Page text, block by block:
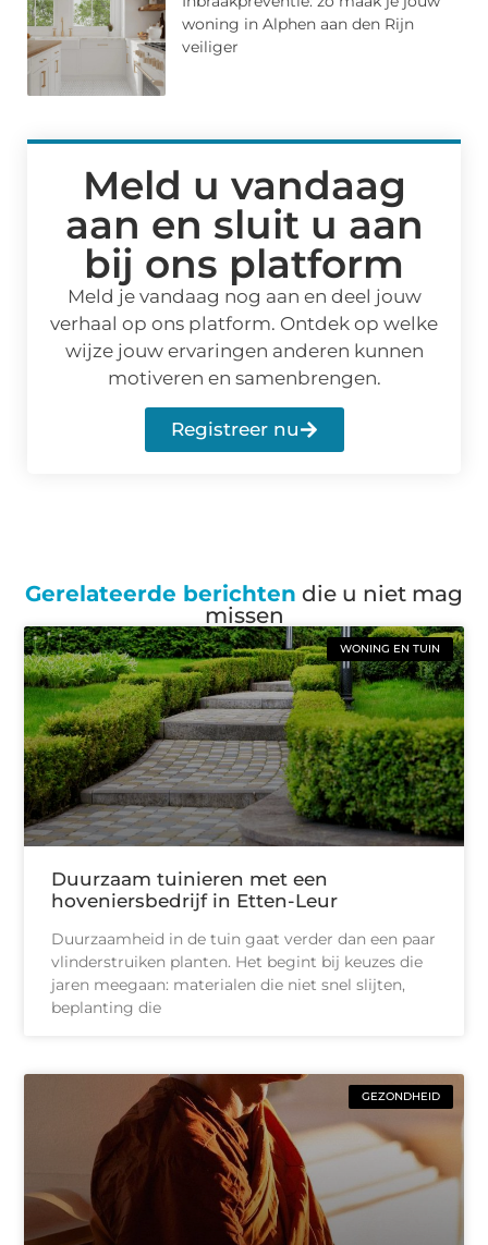
woning in Alphen aan den Rijn
veiliger
Meld u vandaag
aan en sluit u aan
bij ons platform
Meld je vandaag nog aan en deel jouw
verhaal op ons platform. Ontdek op welke
wijze jouw ervaringen anderen kunnen
motiveren en samenbrengen.
Registreer nu
Gerelateerde berichten die u niet mag
missen
WONING EN TUIN
Duurzaam tuinieren met een
hoveniersbedrijf in Etten-Leur
Duurzaamheid in de tuin gaat verder dan een paar
vlinderstruiken planten. Het begint bij keuzes die
jaren meegaan: materialen die niet snel slijten,
beplanting die
GEZONDHEID